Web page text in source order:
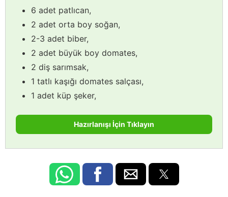
6 adet patlıcan,
2 adet orta boy soğan,
2-3 adet biber,
2 adet büyük boy domates,
2 diş sarımsak,
1 tatlı kaşığı domates salçası,
1 adet küp şeker,
Hazırlanışı İçin Tıklayın